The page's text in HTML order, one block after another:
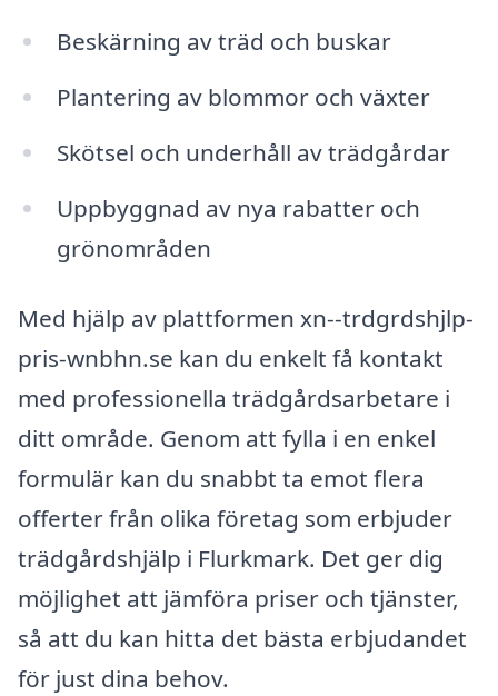
Beskärning av träd och buskar
Plantering av blommor och växter
Skötsel och underhåll av trädgårdar
Uppbyggnad av nya rabatter och
grönområden
Med hjälp av plattformen xn--trdgrdshjlp-
pris-wnbhn.se kan du enkelt få kontakt
med professionella trädgårdsarbetare i
ditt område. Genom att fylla i en enkel
formulär kan du snabbt ta emot flera
offerter från olika företag som erbjuder
trädgårdshjälp i Flurkmark. Det ger dig
möjlighet att jämföra priser och tjänster,
så att du kan hitta det bästa erbjudandet
för just dina behov.